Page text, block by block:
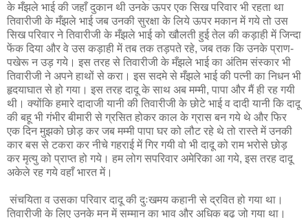
के मँझले भाई की जहाँ दुकान थी उनके ऊपर एक सिख परिवार भी रहता था
तिवारीजी के मँझले भाई जब उनकी सुरक्षा के लिये ऊपर मकान में गये तो उस
सिख परिवार ने तिवारीजी के मँझले भाई को खौलती हुई तेल की कड़ाही में जिन्दा
फेंक दिया और वे उस कड़ाही में तब तक तड़पते रहे, जब तक कि उनके प्राण-
पखेरू न उड़ गये। इस तरह से तिवारीजी के मँझले भाई का अंतिम संस्कार भी
तिवारीजी ने अपने हाथों से करा। इस सदमे से मँझले भाई की पत्नी का निधन भी
हृदयाघात से हो गया। इस तरह दादू के साथ अब मम्मी, पापा और मैं ही रह गयी
थी। क्योंकि हमारे दादाजी यानी की तिवारीजी के छोटे भाई व दादी यानी कि दादू
की बहू भी गंभीर बीमारी से ग्रसित होकर काल के ग्रास बन गये थे और फिर
एक दिन मुझको छोड़ कर जब मम्मी पापा घर को लौट रहे थे तो रास्ते में उनकी
कार बस से टकरा कर नीचे गहराई में गिर गयी वो भी दादू को राम भरोसे छोड़
कर मृत्यु को प्राप्त हो गये। हम लोग सपरिवार अमेरिका आ गये, इस तरह दादू
अकेले रह गये वहाँ भारत में।
संचयिता व उसका परिवार दादू की दुःखमय कहानी से द्रवित हो गया था।
तिवारीजी के लिए उनके मन में सम्मान का भाव और अधिक बढ़ जो गया था।